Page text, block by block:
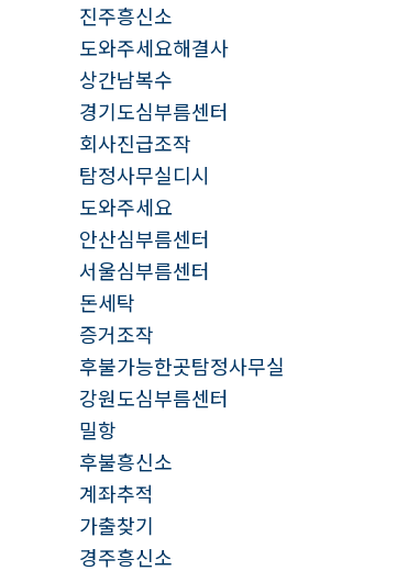
진주흥신소
도와주세요해결사
상간남복수
경기도심부름센터
회사진급조작
탐정사무실디시
도와주세요
안산심부름센터
서울심부름센터
돈세탁
증거조작
후불가능한곳탐정사무실
강원도심부름센터
밀항
후불흥신소
계좌추적
가출찾기
경주흥신소